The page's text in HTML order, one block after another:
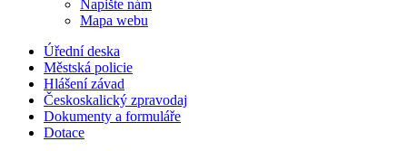
Napište nám
Mapa webu
Úřední deska
Městská policie
Hlášení závad
Českoskalický zpravodaj
Dokumenty a formuláře
Dotace